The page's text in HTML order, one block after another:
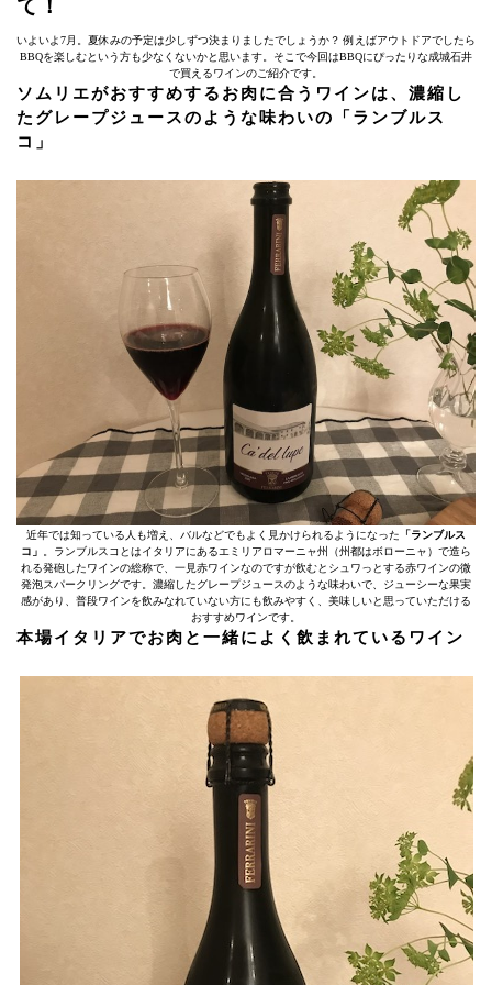
て！
いよいよ7月。夏休みの予定は少しずつ決まりましたでしょうか？ 例えばアウトドアでしたら
BBQを楽しむという方も少なくないかと思います。そこで今回はBBQにぴったりな成城石井
で買えるワインのご紹介です。
ソムリエがおすすめするお肉に合うワインは、濃縮し
たグレープジュースのような味わいの「ランブルス
コ」
近年では知っている人も増え、バルなどでもよく見かけられるようになった 「ランブルス
コ」
。ランブルスコとはイタリアにあるエミリアロマーニャ州（州都はボローニャ）で造ら
れる発砲したワインの総称で、一見赤ワインなのですが飲むとシュワっとする赤ワインの微
発泡スパークリングです。濃縮したグレープジュースのような味わいで、ジューシーな果実
感があり、普段ワインを飲みなれていない方にも飲みやすく、美味しいと思っていただける
おすすめワインです。
本場イタリアでお肉と一緒によく飲まれているワイン